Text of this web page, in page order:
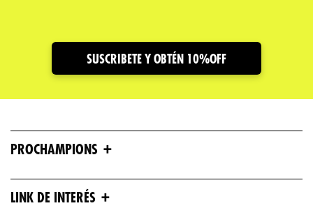
Dirección de emailSUSCRIBETE Y OBTÉN 10%OFF
PROCHAMPIONS +
LINK DE INTERÉS +